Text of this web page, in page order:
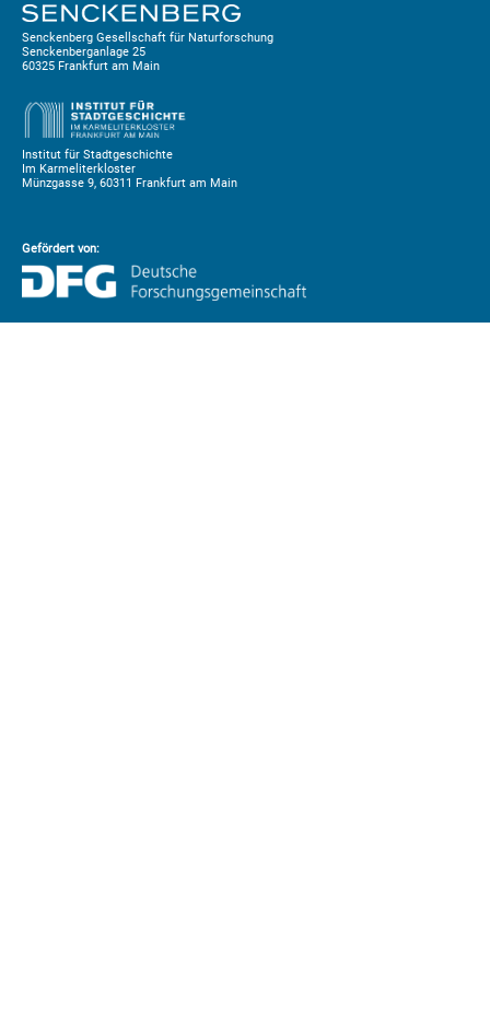
Senckenberg Gesellschaft für Naturforschung
Senckenberganlage 25
60325 Frankfurt am Main
Institut für Stadtgeschichte
Im Karmeliterkloster
Münzgasse 9, 60311 Frankfurt am Main
Gefördert von: